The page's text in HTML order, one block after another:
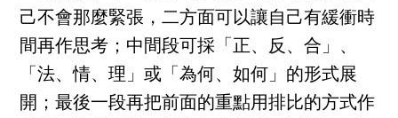
己不會那麼緊張，二方面可以讓自己有緩衝時
間再作思考；中間段可採「正、反、合」、
「法、情、理」或「為何、如何」的形式展
開；最後一段再把前面的重點用排比的方式作